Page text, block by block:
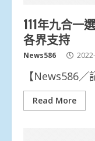
111年九合一
各界支持
News586
【News586
Read More